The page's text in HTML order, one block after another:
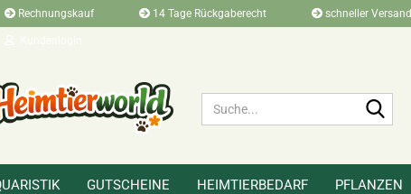
Rechnungskauf 14 Tage Rückgaberecht schneller Versand
GUTSCHEINE HEIMTIERBEDARF PFLANZEN